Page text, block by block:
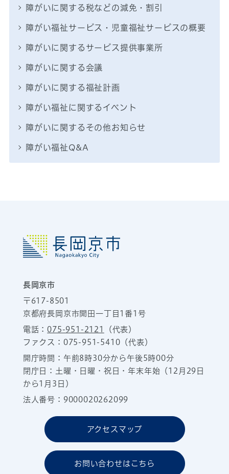
障がいに関する税などの減免・割引
障がい福祉サービス・児童福祉サービスの概要
障がいに関するサービス提供事業所
障がいに関する会議
障がいに関する福祉計画
障がい福祉に関するイベント
障がいに関するその他お知らせ
障がい福祉Q&A
長岡京市
〒617-8501
京都府長岡京市開田一丁目1番1号
電話：075-951-2121
（代表）
ファクス：075-951-5410（代表）
開庁時間：午前8時30分から午後5時00分
閉庁日：土曜・日曜・祝日・年末年始（12月29日
から1月3日）
法人番号：9000020262099
アクセスマップ
お問い合わせはこちら